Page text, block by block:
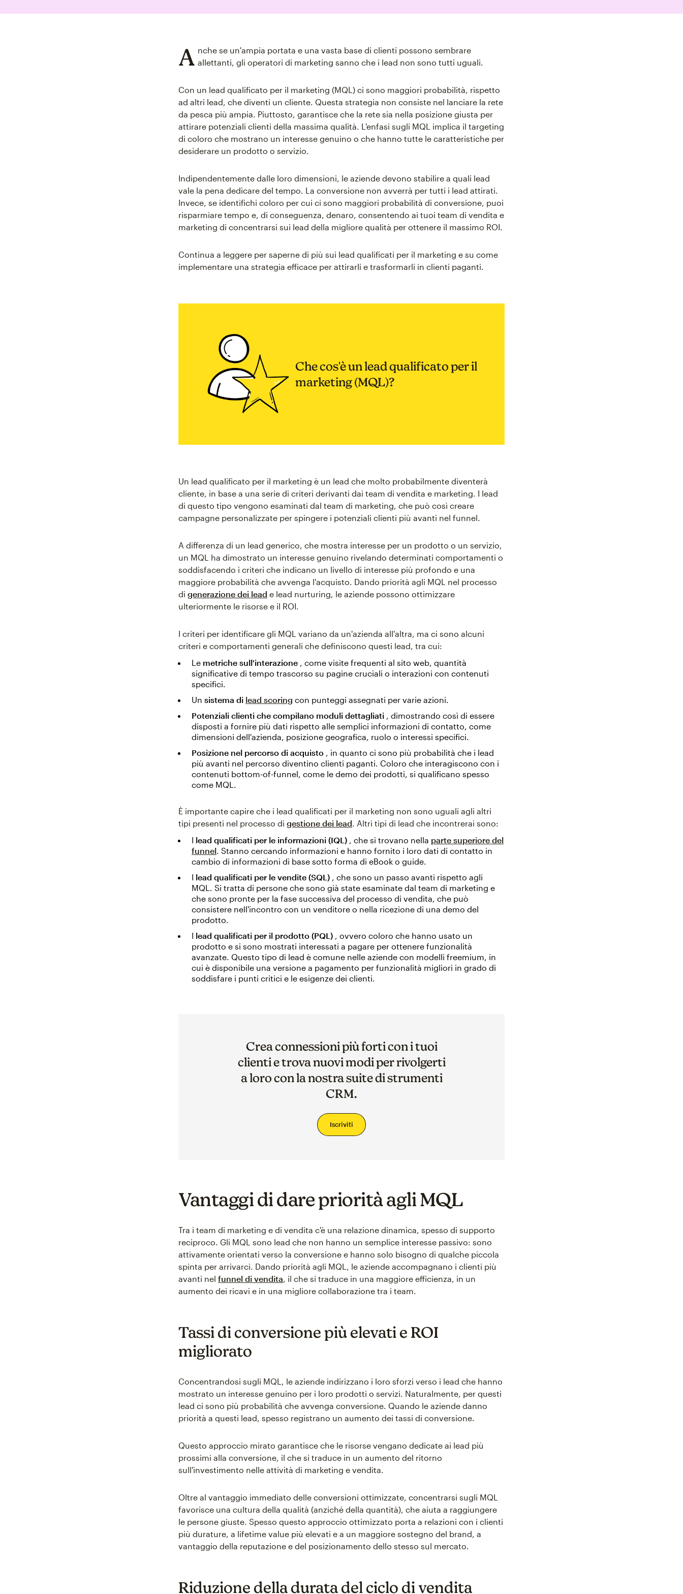
A nche se un'ampia portata e una vasta base di clienti possono sembrare
allettanti, gli operatori di marketing sanno che i lead non sono tutti uguali.
Con un lead qualificato per il marketing (MQL) ci sono maggiori probabilità, rispetto
ad altri lead, che diventi un cliente. Questa strategia non consiste nel lanciare la rete
da pesca più ampia. Piuttosto, garantisce che la rete sia nella posizione giusta per
attirare potenziali clienti della massima qualità. L'enfasi sugli MQL implica il targeting
di coloro che mostrano un interesse genuino o che hanno tutte le caratteristiche per
desiderare un prodotto o servizio.
Indipendentemente dalle loro dimensioni, le aziende devono stabilire a quali lead
vale la pena dedicare del tempo. La conversione non avverrà per tutti i lead attirati.
Invece, se identifichi coloro per cui ci sono maggiori probabilità di conversione, puoi
risparmiare tempo e, di conseguenza, denaro, consentendo ai tuoi team di vendita e
marketing di concentrarsi sui lead della migliore qualità per ottenere il massimo ROI.
Continua a leggere per saperne di più sui lead qualificati per il marketing e su come
implementare una strategia efficace per attirarli e trasformarli in clienti paganti.
Che cos'è un lead qualificato per il
marketing (MQL)?
Un lead qualificato per il marketing è un lead che molto probabilmente diventerà
cliente, in base a una serie di criteri derivanti dai team di vendita e marketing. I lead
di questo tipo vengono esaminati dal team di marketing, che può così creare
campagne personalizzate per spingere i potenziali clienti più avanti nel funnel.
A differenza di un lead generico, che mostra interesse per un prodotto o un servizio,
un MQL ha dimostrato un interesse genuino rivelando determinati comportamenti o
soddisfacendo i criteri che indicano un livello di interesse più profondo e una
maggiore probabilità che avvenga l'acquisto. Dando priorità agli MQL nel processo
di generazione dei lead e lead nurturing, le aziende possono ottimizzare
ulteriormente le risorse e il ROI.
I criteri per identificare gli MQL variano da un'azienda all'altra, ma ci sono alcuni
criteri e comportamenti generali che definiscono questi lead, tra cui:
Le metriche sull'interazione , come visite frequenti al sito web, quantità
significative di tempo trascorso su pagine cruciali o interazioni con contenuti
specifici.
Un sistema di lead scoring con punteggi assegnati per varie azioni.
Potenziali clienti che compilano moduli dettagliati , dimostrando così di essere
disposti a fornire più dati rispetto alle semplici informazioni di contatto, come
dimensioni dell'azienda, posizione geografica, ruolo o interessi specifici.
Posizione nel percorso di acquisto , in quanto ci sono più probabilità che i lead
più avanti nel percorso diventino clienti paganti. Coloro che interagiscono con i
contenuti bottom-of-funnel, come le demo dei prodotti, si qualificano spesso
come MQL.
È importante capire che i lead qualificati per il marketing non sono uguali agli altri
tipi presenti nel processo di gestione dei lead. Altri tipi di lead che incontrerai sono:
I lead qualificati per le informazioni (IQL) , che si trovano nella parte superiore del
funnel. Stanno cercando informazioni e hanno fornito i loro dati di contatto in
cambio di informazioni di base sotto forma di eBook o guide.
I lead qualificati per le vendite (SQL) , che sono un passo avanti rispetto agli
MQL. Si tratta di persone che sono già state esaminate dal team di marketing e
che sono pronte per la fase successiva del processo di vendita, che può
consistere nell'incontro con un venditore o nella ricezione di una demo del
prodotto.
I lead qualificati per il prodotto (PQL) , ovvero coloro che hanno usato un
prodotto e si sono mostrati interessati a pagare per ottenere funzionalità
avanzate. Questo tipo di lead è comune nelle aziende con modelli freemium, in
cui è disponibile una versione a pagamento per funzionalità migliori in grado di
soddisfare i punti critici e le esigenze dei clienti.
Crea connessioni più forti con i tuoi
clienti e trova nuovi modi per rivolgerti
a loro con la nostra suite di strumenti
CRM.
Iscriviti
Vantaggi di dare priorità agli MQL
Tra i team di marketing e di vendita c'è una relazione dinamica, spesso di supporto
reciproco. Gli MQL sono lead che non hanno un semplice interesse passivo: sono
attivamente orientati verso la conversione e hanno solo bisogno di qualche piccola
spinta per arrivarci. Dando priorità agli MQL, le aziende accompagnano i clienti più
avanti nel funnel di vendita, il che si traduce in una maggiore efficienza, in un
aumento dei ricavi e in una migliore collaborazione tra i team.
Tassi di conversione più elevati e ROI
migliorato
Concentrandosi sugli MQL, le aziende indirizzano i loro sforzi verso i lead che hanno
mostrato un interesse genuino per i loro prodotti o servizi. Naturalmente, per questi
lead ci sono più probabilità che avvenga conversione. Quando le aziende danno
priorità a questi lead, spesso registrano un aumento dei tassi di conversione.
Questo approccio mirato garantisce che le risorse vengano dedicate ai lead più
prossimi alla conversione, il che si traduce in un aumento del ritorno
sull'investimento nelle attività di marketing e vendita.
Oltre al vantaggio immediato delle conversioni ottimizzate, concentrarsi sugli MQL
favorisce una cultura della qualità (anziché della quantità), che aiuta a raggiungere
le persone giuste. Spesso questo approccio ottimizzato porta a relazioni con i clienti
più durature, a lifetime value più elevati e a un maggiore sostegno del brand, a
vantaggio della reputazione e del posizionamento dello stesso sul mercato.
Riduzione della durata del ciclo di vendita